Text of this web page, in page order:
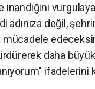
adınıza değil,
mücadele
daha
ifadelerini